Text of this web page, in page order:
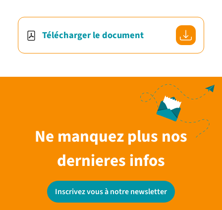
Télécharger le document
Ne manquez plus nos
dernieres infos
Inscrivez vous à notre newsletter